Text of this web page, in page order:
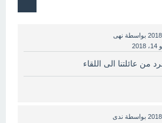
بواسطة نهى
من عائلتنا الى اللقاء
بواسطة ندى